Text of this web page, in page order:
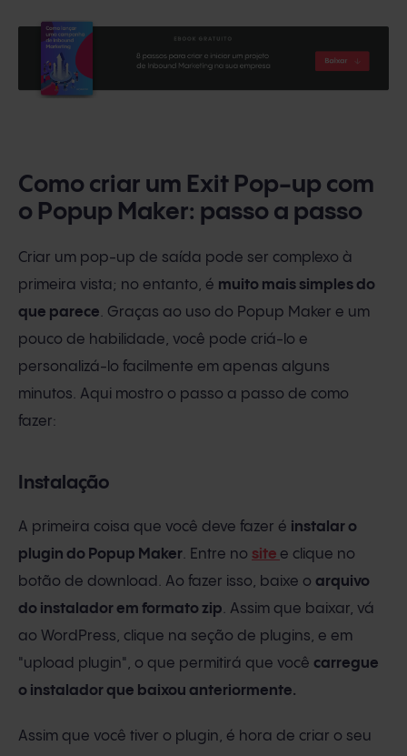
Como criar um Exit Pop-up com
o Popup Maker: passo a passo
Criar um pop-up de saída pode ser complexo à
primeira vista; no entanto, é muito mais simples do
que parece. Graças ao uso do Popup Maker e um
pouco de habilidade, você pode criá-lo e
personalizá-lo facilmente em apenas alguns
minutos. Aqui mostro o passo a passo de como
fazer:
Instalação
A primeira coisa que você deve fazer é instalar o
plugin do Popup Maker. Entre no site e clique no
botão de download. Ao fazer isso, baixe o arquivo
do instalador em formato zip. Assim que baixar, vá
ao WordPress, clique na seção de plugins, e em
"upload plugin", o que permitirá que você carregue
o instalador que baixou anteriormente.
Assim que você tiver o plugin, é hora de criar o seu